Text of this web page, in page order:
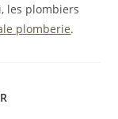
les plombiers
plomberie.